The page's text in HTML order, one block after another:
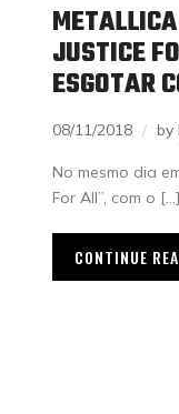
JUSTICE
ESGOTAR
08/11/2018 by
No mesmo dia
For All”, com o […]
CONTINUE